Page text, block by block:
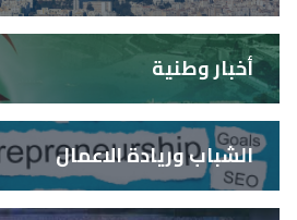
أخبار وطنية
الشباب وريادة الاعمال